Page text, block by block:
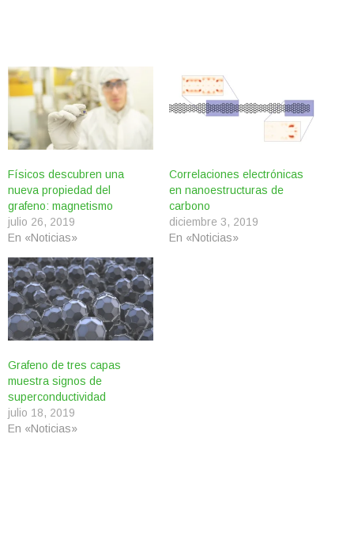
Físicos descubren una
nueva propiedad del
grafeno: magnetismo
julio 26, 2019
En «Noticias»
Correlaciones electrónicas
en nanoestructuras de
carbono
diciembre 3, 2019
En «Noticias»
Grafeno de tres capas
muestra signos de
superconductividad
julio 18, 2019
En «Noticias»